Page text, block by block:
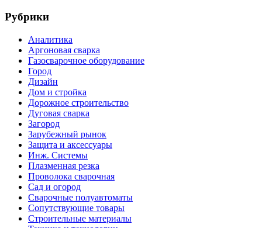
Рубрики
Аналитика
Аргоновая сварка
Газосварочное оборудование
Город
Дизайн
Дом и стройка
Дорожное строительство
Дуговая сварка
Загород
Зарубежный рынок
Защита и аксессуары
Инж. Системы
Плазменная резка
Проволока сварочная
Сад и огород
Сварочные полуавтоматы
Сопутствующие товары
Строительные материалы